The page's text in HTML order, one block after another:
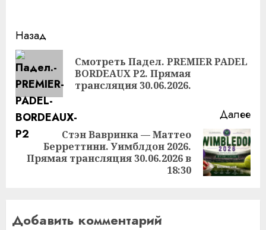
Продолжить
чтение
Назад
Смотреть Падел. PREMIER PADEL
BORDEAUX P2. Прямая
трансляция 30.06.2026.
Далее
Следующая
запись:
Стэн Вавринка — Маттео
Берреттини. Уимблдон 2026.
Прямая трансляция 30.06.2026 в
18:30
Добавить комментарий